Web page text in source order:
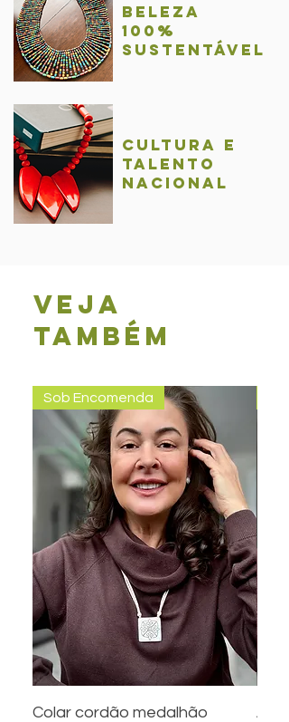
BelezA
100%
sustentável
Cultura e
talentO
nacional
Veja
também
Sob Encomenda
Colar cordão medalhão